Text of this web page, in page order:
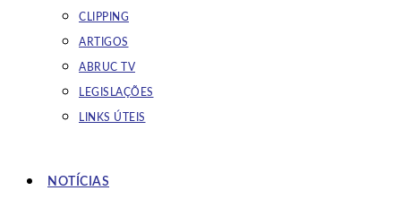
CLIPPING
ARTIGOS
ABRUC TV
LEGISLAÇÕES
LINKS ÚTEIS
NOTÍCIAS